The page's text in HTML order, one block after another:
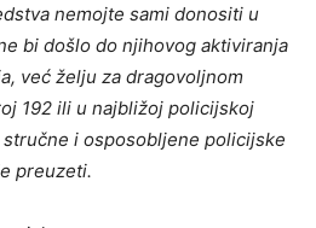
nemojte sami donositi u
bi došlo do njihovog aktiviranja
već želju za dragovoljnom
192 ili u najbližoj policijskoj
i osposobljene policijske
preuzeti.